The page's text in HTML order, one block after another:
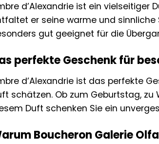
d’Alexandrie ist ein vielseitiger
er seine warme und sinnliche
gut geeignet für die
perfekte Geschenk für
d’Alexandrie ist das perfekte
schätzen. Ob zum Geburtstag,
Duft schenken Sie ein
Boucheron Galerie